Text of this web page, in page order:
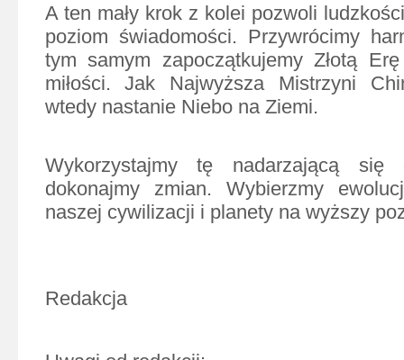
A ten mały krok z kolei pozwoli
poziom świadomości. Przywrócimy
tym samym zapoczątkujemy Złotą
miłości. Jak Najwyższa Mistrzyni
wtedy nastanie Niebo na Ziemi.
Wykorzystajmy tę nadarzającą
dokonajmy zmian. Wybierzmy
naszej cywilizacji i planety na wyższy
Redakcja